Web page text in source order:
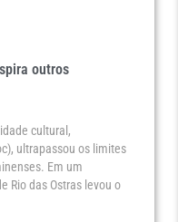
outros
cultural,
ultrapassou os limites
Em um
Rio das Ostras levou o